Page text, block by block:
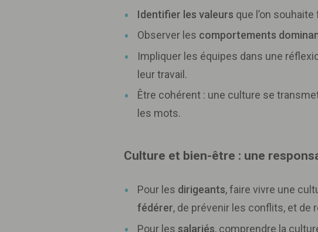
Identifier les valeurs que l’on
Observer les comportements
Impliquer les équipes dans une
leur travail.
Être cohérent : une culture se
les mots.
Culture et bien-être : une
Pour les dirigeants, faire vivre une
fédérer, de prévenir les conflits, et de
Pour les salariés, comprendre la